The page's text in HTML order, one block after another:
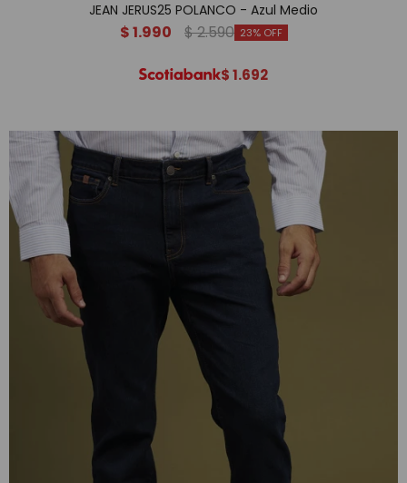
JEAN JERUS25 POLANCO - Azul Medio
$1.990 $2.590 23
$1.692